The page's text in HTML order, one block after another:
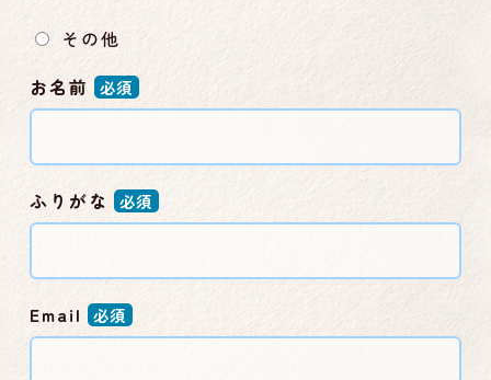
その他
お名前
必須
ふりがな 必須
Email 必須